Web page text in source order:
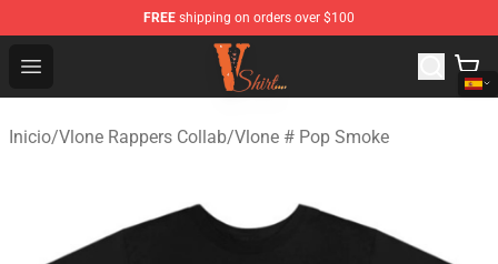
FREE shipping on orders over $100
Open menu
Vlone Shirt Store - Official Vlone Shirt Shop
Inicio/Vlone Rappers Collab/Vlone # Pop Smoke